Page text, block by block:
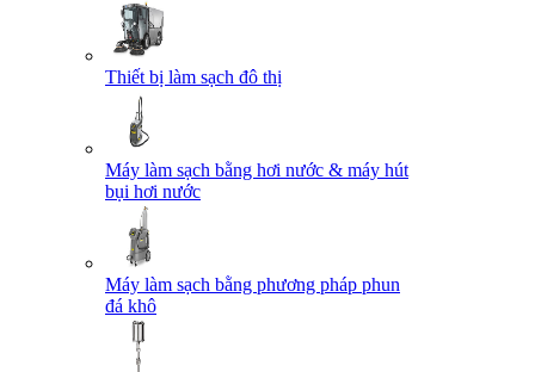
Thiết bị làm sạch đô thị
Máy làm sạch bằng hơi nước & máy hút
bụi hơi nước
Máy làm sạch bằng phương pháp phun
đá khô